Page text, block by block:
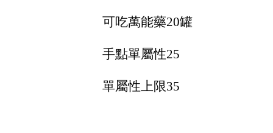
可吃萬能藥20罐
手點單屬性25
單屬性上限35